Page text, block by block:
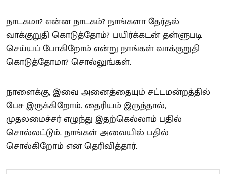
நாடகமா? என்ன நாடகம்? நாங்களா தேர்தல்
வாக்குறுதி கொடுத்தோம்? பயிர்க்கடன் தள்ளுபடி
செய்யப் போகிறோம் என்று நாங்கள் வாக்குறுதி
கொடுத்தோமா? சொல்லுங்கள்.
நாளைக்கு, இவை அனைத்தையும் சட்டமன்றத்தில்
பேச இருக்கிறோம். தைரியம் இருந்தால்,
முதலமைச்சர் எழுந்து இதற்கெல்லாம் பதில்
சொல்லட்டும். நாங்கள் அவையில் பதில்
சொல்கிறோம் என தெரிவித்தார்.